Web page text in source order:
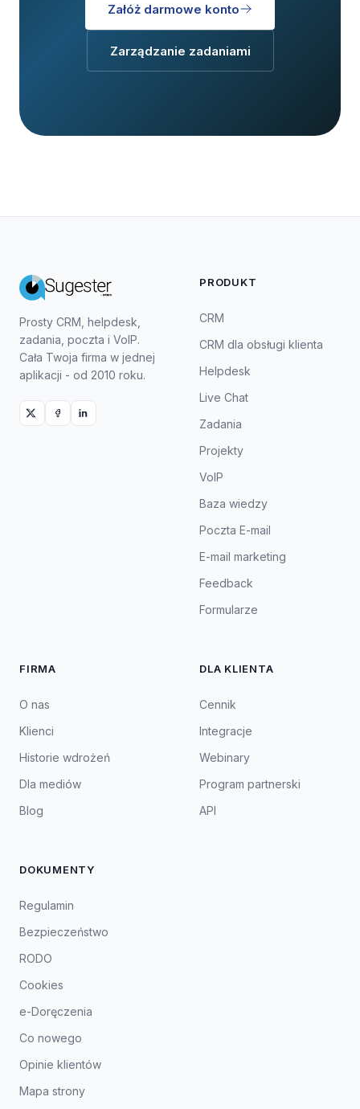
Załóż darmowe konto
Zarządzanie zadaniami
Prosty CRM, helpdesk,
zadania, poczta i VoIP.
Cała Twoja firma w jednej
aplikacji - od 2010 roku.
PRODUKT
CRM
CRM dla obsługi klienta
Helpdesk
Live Chat
Zadania
Projekty
VoIP
Baza wiedzy
Poczta E-mail
E-mail marketing
Feedback
Formularze
FIRMA
O nas
Klienci
Historie wdrożeń
Dla mediów
Blog
DLA KLIENTA
Cennik
Integracje
Webinary
Program partnerski
API
DOKUMENTY
Regulamin
Bezpieczeństwo
RODO
Cookies
e-Doręczenia
Co nowego
Opinie klientów
Mapa strony